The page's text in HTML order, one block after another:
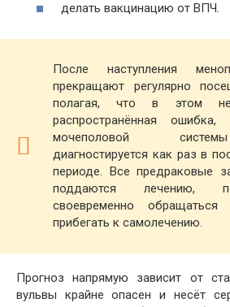
делать вакцинацию от ВПЧ.
После наступления
прекращают регулярно
полагая, что в этом
распространённая
мочеполовой
диагностируется как раз в
периоде. Все предраковые
поддаются лечению,
своевременно
прибегать к самолечению.
Прогноз напрямую зависит от
вульвы крайне опасен и несёт